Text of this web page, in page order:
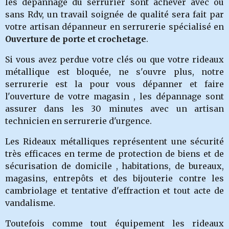
les dépannage du serrurier sont achever avec ou
sans Rdv, un travail soignée de qualité sera fait par
votre artisan dépanneur en serrurerie spécialisé en
Ouverture de porte et crochetage.
Si vous avez perdue votre clés ou que votre rideaux
métallique est bloquée, ne s'ouvre plus, notre
serrurerie
est la pour vous dépanner et faire
l'ouverture de votre magasin , les dépannage sont
assurer dans les 30 minutes avec un artisan
technicien en serrurerie d'urgence.
Les Rideaux métalliques représentent une sécurité
très efficaces en terme de protection de biens et de
sécurisation de domicile , habitations, de bureaux,
magasins, entrepôts et des bijouterie contre les
cambriolage et tentative d'effraction et tout acte de
vandalisme.
Toutefois comme tout équipement les rideaux